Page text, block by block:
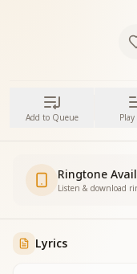
Add to Queue
Ringtone
Listen & download
Lyrics